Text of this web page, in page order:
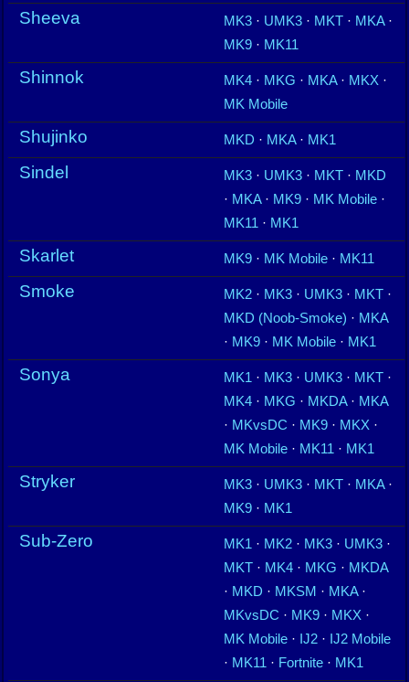
Sheeva MK3 · UMK3 · MKT · MKA·
MK9 · MK11
Shinnok MK4 · MKG · MKA· MKX ·
MK Mobile
Shujinko MKD · MKA· MK1
Sindel MK3 · UMK3 · MKT · MKD
· MKA· MK9 · MK Mobile ·
MK11 · MK1
Skarlet MK9 · MK Mobile · MK11
Smoke MK2 · MK3 · UMK3 · MKT ·
MKD (Noob-Smoke) · MKA
· MK9 · MK Mobile · MK1
Sonya MK1 · MK3 · UMK3 · MKT ·
MK4 · MKG · MKDA· MKA
· MKvsDC · MK9 · MKX ·
MK Mobile · MK11 · MK1
Stryker MK3 · UMK3 · MKT · MKA·
MK9 · MK1
Sub-Zero MK1 · MK2 · MK3 · UMK3 ·
MKT · MK4 · MKG · MKDA
· MKD · MKSM · MKA·
MKvsDC · MK9 · MKX ·
MK Mobile · IJ2 · IJ2 Mobile
· MK11 · Fortnite · MK1